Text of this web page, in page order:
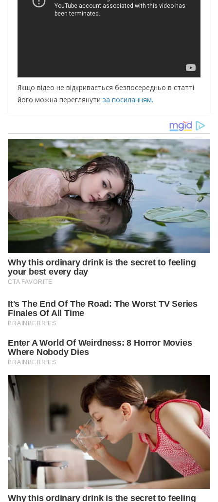
Якщо відео не відкривається безпосередньо в статті
його можна переглянути за посиланням.